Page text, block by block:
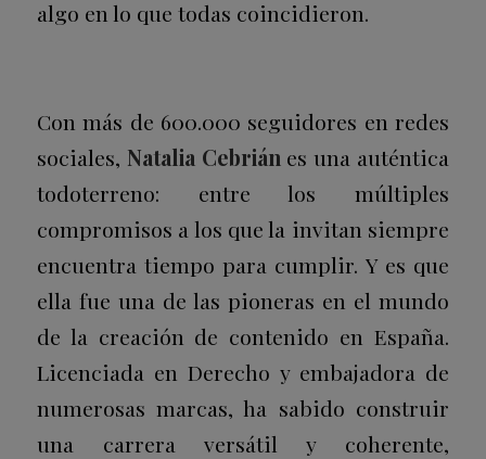
algo en lo que todas coincidieron.
Con más de 600.000 seguidores en redes
sociales, Natalia Cebrián es una auténtica
todoterreno: entre los múltiples
compromisos a los que la invitan siempre
encuentra tiempo para cumplir. Y es que
ella fue una de las pioneras en el mundo
de la creación de contenido en España.
Licenciada en Derecho y embajadora de
numerosas marcas, ha sabido construir
una carrera versátil y coherente,